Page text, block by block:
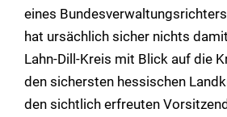
eines
hat ursächlich sicher nichts
Lahn-Dill-Kreis mit Blick auf die
den sichersten hessischen
den sichtlich erfreuten